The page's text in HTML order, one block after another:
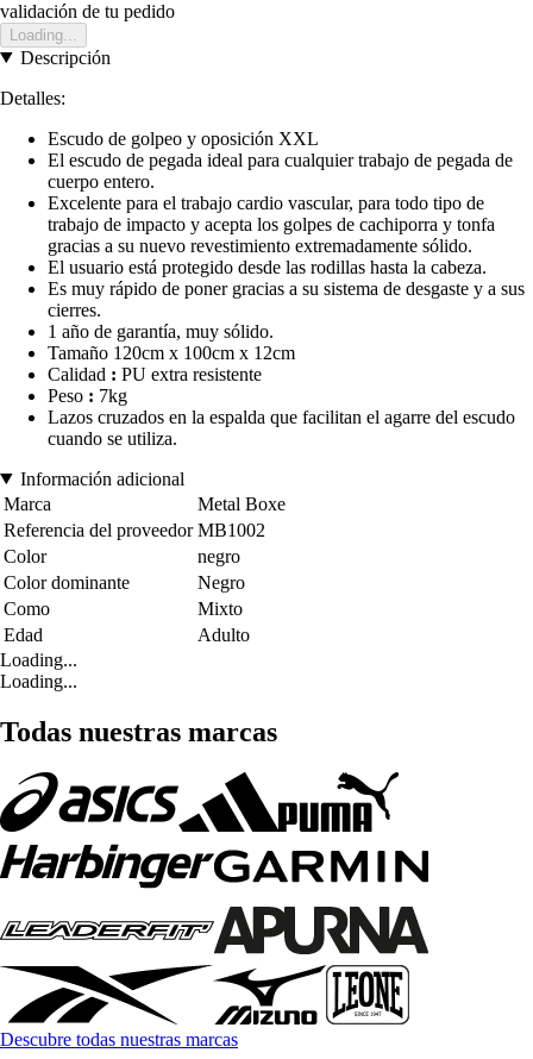
validación de tu pedido
Loading...
Descripción
Detalles:
Escudo de golpeo y oposición XXL
El escudo de pegada ideal para cualquier trabajo de pegada de
cuerpo entero.
Excelente para el trabajo cardio vascular, para todo tipo de
trabajo de impacto y acepta los golpes de cachiporra y tonfa
gracias a su nuevo revestimiento extremadamente sólido.
El usuario está protegido desde las rodillas hasta la cabeza.
Es muy rápido de poner gracias a su sistema de desgaste y a sus
cierres.
1 año de garantía, muy sólido.
Tamaño 120cm x 100cm x 12cm
Calidad : PU extra resistente
Peso : 7kg
Lazos cruzados en la espalda que facilitan el agarre del escudo
cuando se utiliza.
Información adicional
Marca
Metal Boxe
Referencia del proveedor MB1002
Color
negro
Color dominante
Negro
Como
Mixto
Edad
Adulto
Loading...
Loading...
Todas nuestras marcas
Descubre todas nuestras marcas